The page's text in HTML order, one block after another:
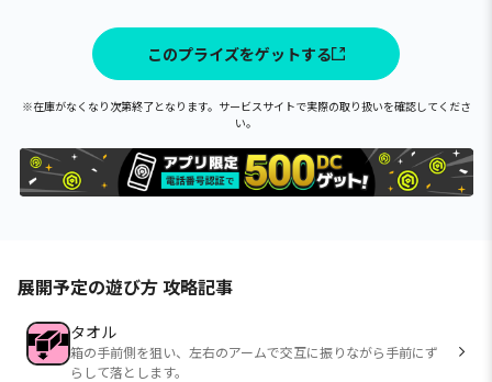
このプライズをゲットする
※在庫がなくなり次第終了となります。サービスサイトで実際の取り扱いを確認してくださ
い。
展開予定の遊び方 攻略記事
タオル
箱の手前側を狙い、左右のアームで交互に振りながら手前にず
らして落とします。